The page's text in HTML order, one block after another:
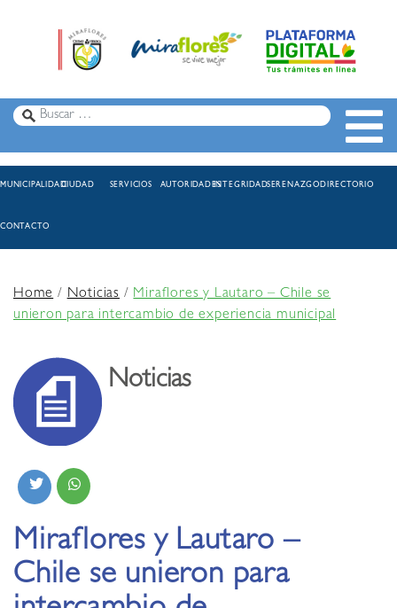
MUNICIPALIDADCIUDAD SERVICIOS AUTORIDADESINTEGRIDADSERENAZGODIRECTORIO
CONTACTO
Home/Noticias /Miraflores y Lautaro – Chile se
unieron para intercambio de experiencia municipal
Noticias
Miraflores y Lautaro –
Chile se unieron para